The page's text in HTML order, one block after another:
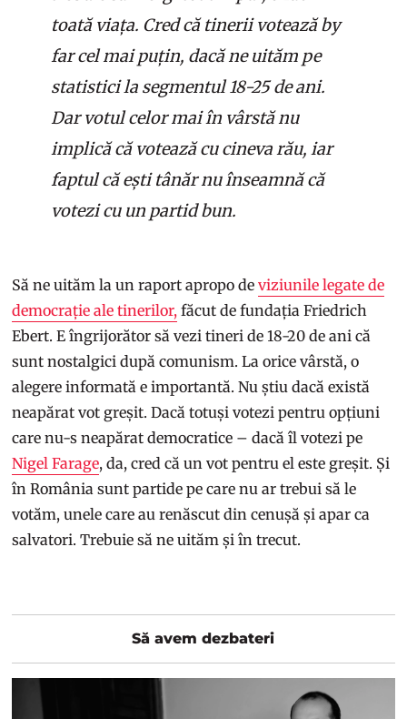
toată viața. Cred că tinerii votează by
far cel mai puțin, dacă ne uităm pe
statistici la segmentul 18-25 de ani.
Dar votul celor mai în vârstă nu
implică că votează cu cineva rău, iar
faptul că ești tânăr nu înseamnă că
votezi cu un partid bun.
Să ne uităm la un raport apropo deviziunile legate de
democrație ale tinerilor, făcut de fundația Friedrich
Ebert. E îngrijorător să vezi tineri de 18-20 de ani că
sunt nostalgici după comunism. La orice vârstă, o
alegere informată e importantă. Nu știu dacă există
neapărat vot greșit. Dacă totuși votezi pentru opțiuni
care nu-s neapărat democratice – dacă îl votezi pe
Nigel Farage, da, cred că un vot pentru el este greșit. Și
în România sunt partide pe care nu ar trebui să le
votăm, unele care au renăscut din cenușă și apar ca
salvatori. Trebuie să ne uităm și în trecut.
Să avem dezbateri